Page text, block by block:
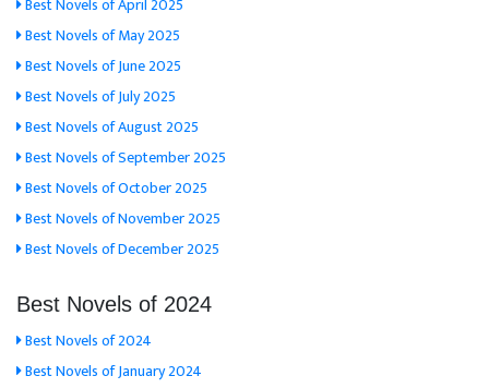
Best Novels of May 2025
Best Novels of June 2025
Best Novels of July 2025
Best Novels of August 2025
Best Novels of September 2025
Best Novels of October 2025
Best Novels of November 2025
Best Novels of December 2025
Best Novels of 2024
Best Novels of 2024
Best Novels of January 2024